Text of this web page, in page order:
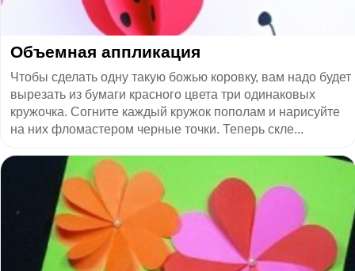
Объемная аппликация
Чтобы сделать одну такую божью коровку, вам надо будет
вырезать из бумаги красного цвета три одинаковых
кружочка. Согните каждый кружок пополам и нарисуйте
на них фломастером черные точки. Теперь скле...